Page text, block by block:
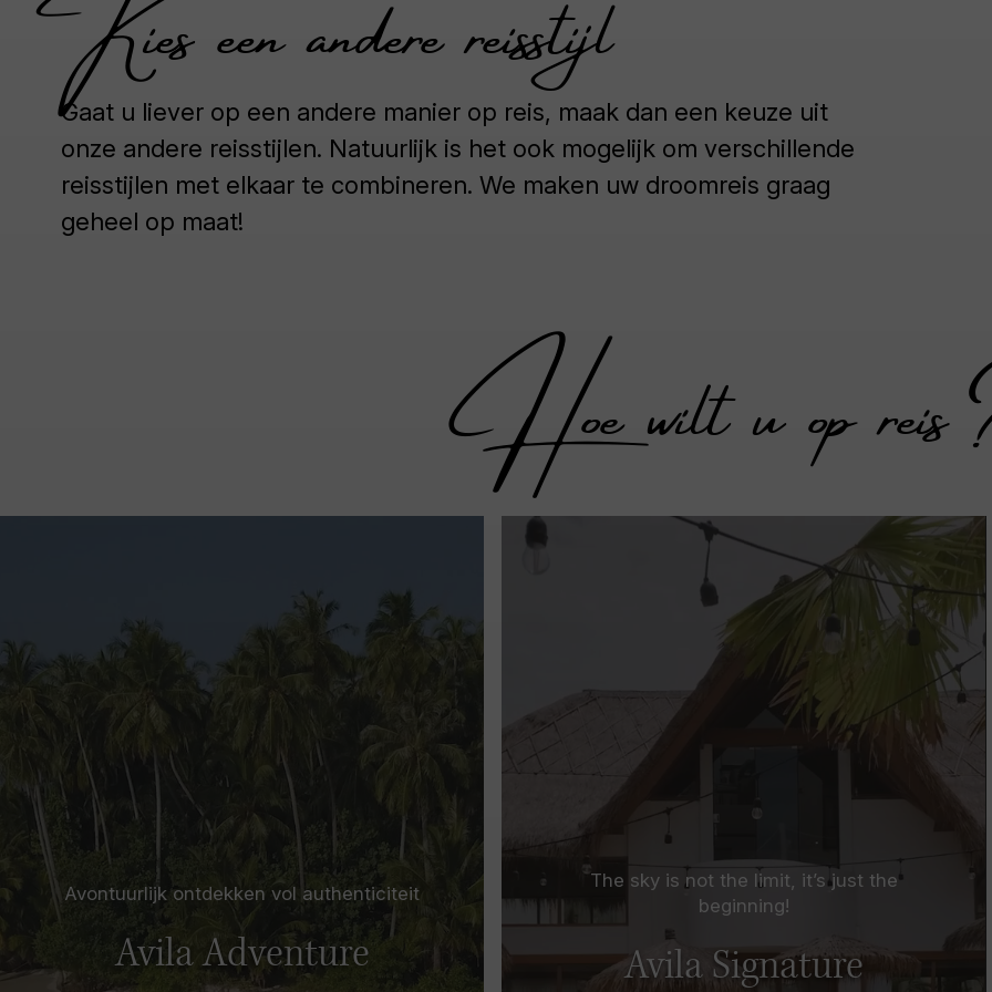
Gaat u liever op een andere manier op reis, maak dan een keuze uit
onze andere reisstijlen. Natuurlijk is het ook mogelijk om verschillende
reisstijlen met elkaar te combineren. We maken uw droomreis graag
geheel op maat!
Hoe wilt u op
Avontuurlijk ontdekken vol authenticiteit
Avila Adventure
The sky is not the limit, it’s just the
beginning!
Avila Signature